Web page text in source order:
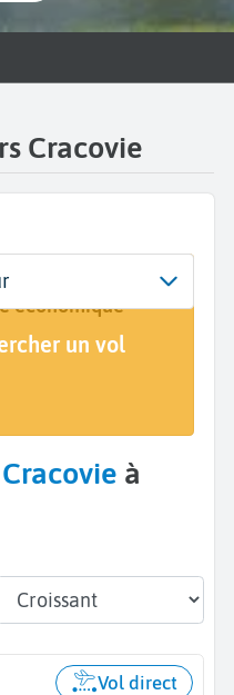
Cracovie
économique
un vol
Cracovie à
Vol direct